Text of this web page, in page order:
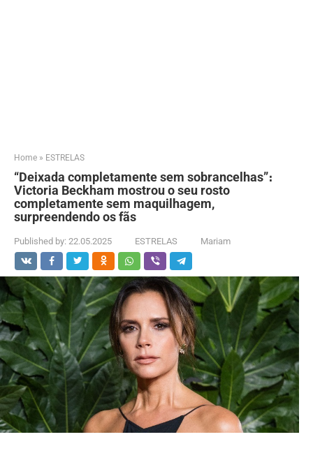
Home » ESTRELAS
“Deixada completamente sem sobrancelhas”։
Victoria Beckham mostrou o seu rosto
completamente sem maquilhagem,
surpreendendo os fãs
Published by: 22.05.2025 ESTRELAS Mariam